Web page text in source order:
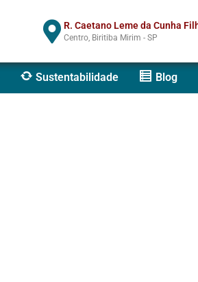
R. Caetano Leme da Cunha
Centro, Biritiba Mirim - SP
Sustentabilidade Blog